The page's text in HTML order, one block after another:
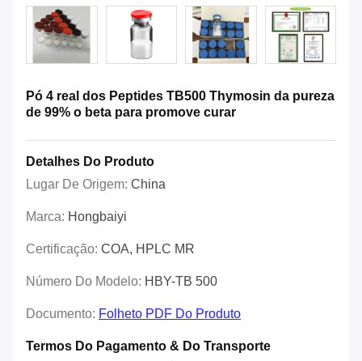
Pó 4 real dos Peptides TB500 Thymosin da pureza
de 99% o beta para promove curar
Detalhes Do Produto
Lugar De Origem: China
Marca: Hongbaiyi
Certificação: COA, HPLC MR
Número Do Modelo: HBY-TB 500
Documento: Folheto PDF Do Produto
Termos Do Pagamento & Do Transporte